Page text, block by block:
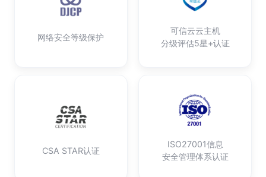
网络安全等级保护
可信云云主机
分级评估5星+认证
CSA STAR认证
ISO27001信息
安全管理体系认证